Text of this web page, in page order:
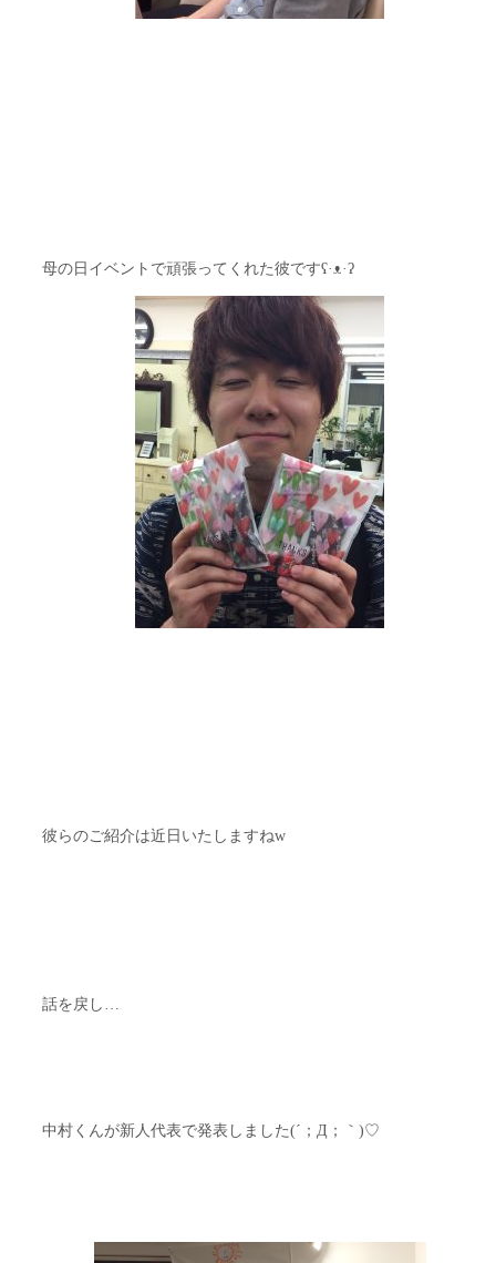
母の日イベントで頑張ってくれた彼ですʕ·ᴥ·ʔ
彼らのご紹介は近日いたしますねw
話を戻し…
中村くんが新人代表で発表しました(´；Д；｀)♡